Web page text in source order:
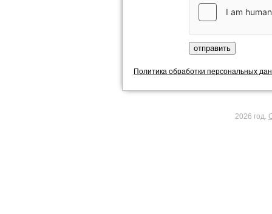
Политика обработки персональных
2026 год.